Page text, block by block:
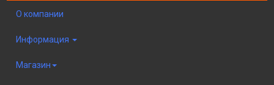
О компании
Информация
Магазин